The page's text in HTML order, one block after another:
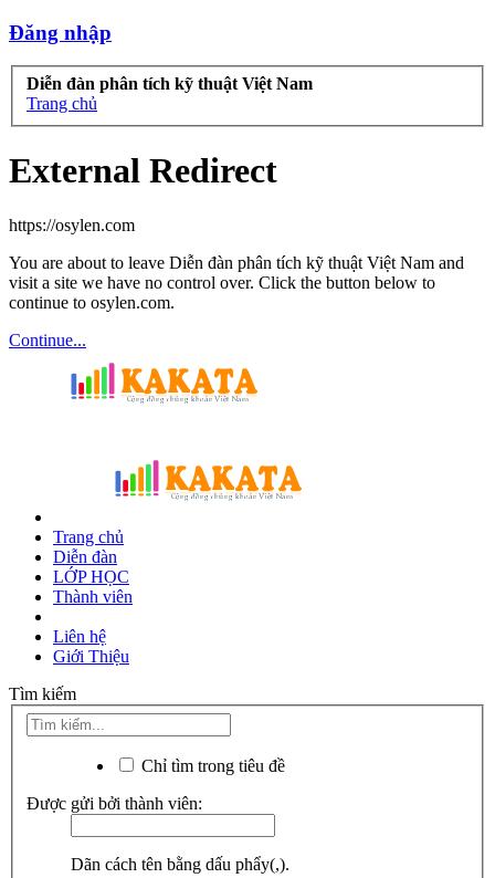
Đăng nhập
Diễn đàn phân tích kỹ thuật Việt Nam
Trang chủ
External Redirect
https://osylen.com
You are about to leave Diễn đàn phân tích kỹ thuật Việt Nam and
visit a site we have no control over. Click the button below to
continue to osylen.com.
Continue...
Trang chủ
Diễn đàn
LỚP HỌC
Thành viên
Liên hệ
Giới Thiệu
Tìm kiếm
Chỉ tìm trong tiêu đề
Được gửi bởi thành viên:
Dãn cách tên bằng dấu phẩy(,).